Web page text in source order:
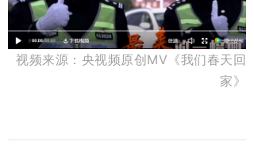
视频来源：央视频原创MV《我们春天回
家》